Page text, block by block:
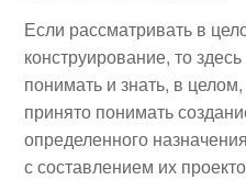
Если рассматривать в
конструирование, то
понимать и знать, в
принято понимать
определенного
с составлением их